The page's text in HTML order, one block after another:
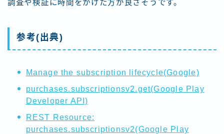
調査や検証に時間をかけた方が良さそうです。
参考(出典)
Manage the subscription lifecycle(Google)
purchases.subscriptionsv2.get(Google Play
Developer API)
REST Resource:
purchases.subscriptionsv2(Google Play